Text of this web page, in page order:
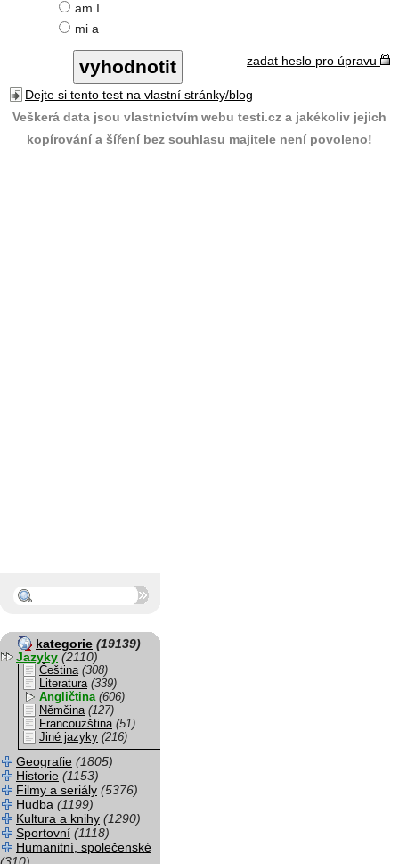
am I
mi a
zadat heslo pro úpravu
Dejte si tento test na vlastní stránky/blog
Veškerá data jsou vlastnictvím webu testi.cz a jakékoliv jejich
kopírování a šíření bez souhlasu majitele není povoleno!
kategorie (19139)
Jazyky (2110)
Čeština (308)
Literatura (339)
Angličtina (606)
Němčina (127)
Francouzština (51)
Jiné jazyky (216)
Geografie (1805)
Historie (1153)
Filmy a seriály (5376)
Hudba (1199)
Kultura a knihy (1290)
Sportovní (1118)
Humanitní, společenské